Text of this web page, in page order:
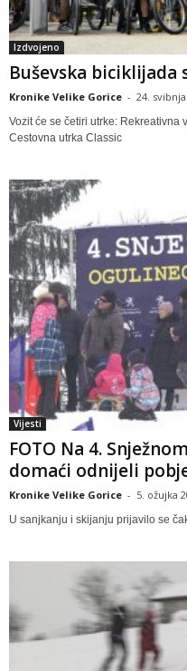
Izdvojeno
Buševska
Kronike Velike Gorice - 24. svibnja
Vozit će se četiri utrke: Rekreativna
Cestovna utrka Classic
Vijesti
FOTO Na 4.
domaći odnijeli
Kronike Velike Gorice - 5. ožujka
U sanjkanju i skijanju prijavilo se